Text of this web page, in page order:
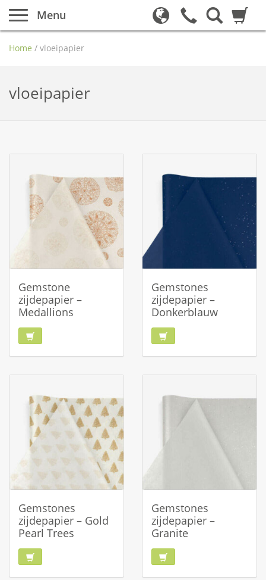
Menu
Home / vloeipapier
vloeipapier
Gemstone
zijdepapier –
Medallions
Gemstones
zijdepapier –
Donkerblauw
Gemstones
zijdepapier – Gold
Pearl Trees
Gemstones
zijdepapier –
Granite